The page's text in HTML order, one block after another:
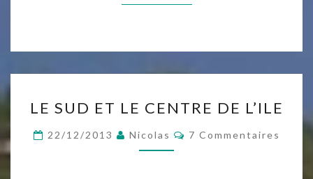
SUD
ET
LE
LE SUD ET LE CENTRE DE L’ILE
22/12/2013 Nicolas Commentaires
7 Commentaires